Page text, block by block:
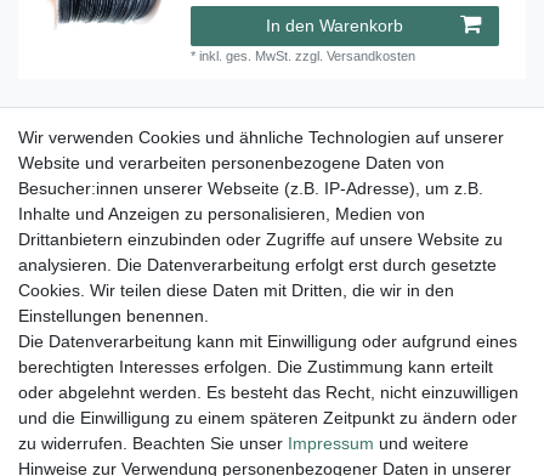
In den Warenkorb
*inkl. ges. MwSt. zzgl.Versandkosten
Rolle Lederband schwarz 1,5 mm 25 m Rind
26,95 € *
25 Meter | 1,08 € / Meter
In den Warenkorb
* inkl. ges. MwSt. zzgl.Versandkosten
Lieferung und Versand
Impressum Daten­schutz­erklärung AGB
Wir verwenden Cookies und ähnliche Technologien auf unserer
Website und verarbeiten personenbezogene Daten von
Besucher:innen unserer Webseite (z.B. IP-Adresse), um z.B.
Inhalte und Anzeigen zu personalisieren, Medien von
Drittanbietern einzubinden oder Zugriffe auf unsere Website zu
analysieren. Die Datenverarbeitung erfolgt erst durch gesetzte
Cookies. Wir teilen diese Daten mit Dritten, die wir in den
Einstellungen benennen.
Die Datenverarbeitung kann mit Einwilligung oder aufgrund eines
berechtigten Interesses erfolgen. Die Zustimmung kann erteilt
oder abgelehnt werden. Es besteht das Recht, nicht einzuwilligen
und die Einwilligung zu einem späteren Zeitpunkt zu ändern oder
zu widerrufen. Beachten Sie unser Impressum und weitere
Hinweise zur Verwendung personenbezogener Daten in unserer